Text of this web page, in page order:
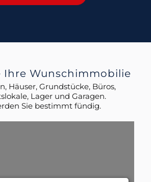
Ihre Wunschimmobilie
Häuser, Grundstücke, Büros,
Lager und Garagen.
Sie bestimmt fündig.